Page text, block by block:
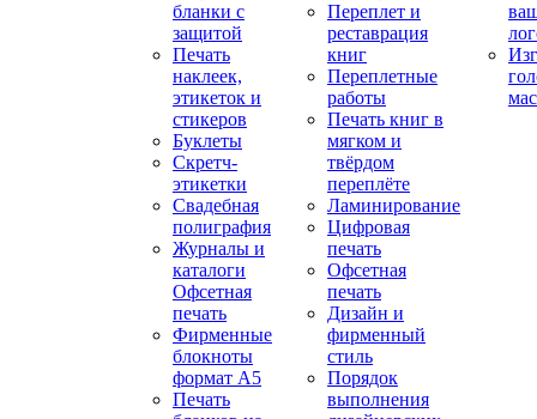
бланки с
защитой
Печать
наклеек,
этикеток и
стикеров
Буклеты
Скретч-
этикетки
Свадебная
полиграфия
Журналы и
каталоги
Офсетная
печать
Фирменные
блокноты
формат А5
Печать
Переплет и
реставрация
книг
Переплетные
работы
Печать книг в
мягком и
твёрдом
переплёте
Ламинирование
Цифровая
печать
Офсетная
печать
Дизайн и
фирменный
стиль
Порядок
выполнения